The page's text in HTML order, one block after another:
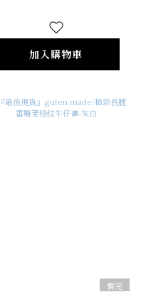
加入購物車
售完